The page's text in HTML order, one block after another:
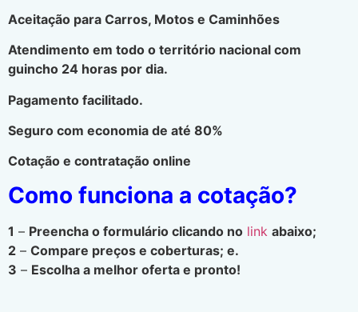
Aceitação para Carros, Motos e Caminhões
Atendimento em todo o território nacional com
guincho 24 horas por dia.
Pagamento facilitado.
Seguro com economia de até 80%
Cotação e contratação online
Como funciona a cotação?
1 – Preencha o formulário clicando no link abaixo;
2 – Compare preços e coberturas; e.
3 – Escolha a melhor oferta e pronto!